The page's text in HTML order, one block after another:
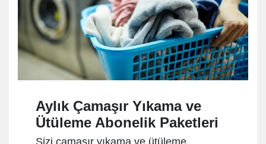
Aylık Çamaşır Yıkama ve
Ütüleme Abonelik Paketleri
Sizi çamaşır yıkama ve ütüleme